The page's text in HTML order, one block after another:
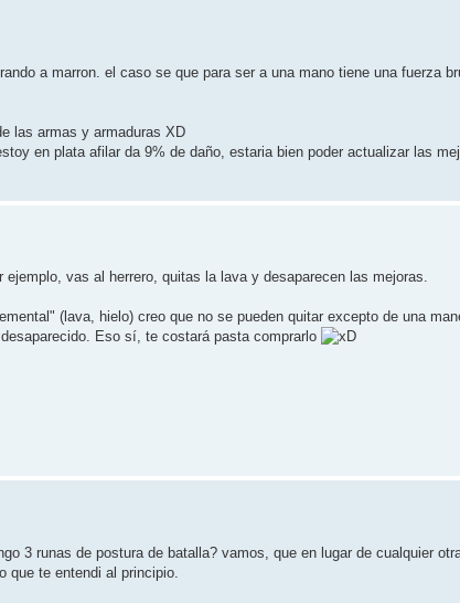
a marron. el caso se que para ser a una mano tiene una fuerza
las armas y armaduras XD
en plata afilar da 9% de daño, estaria bien poder actualizar las
vas al herrero, quitas la lava y desaparecen las mejoras.
(lava, hielo) creo que no se pueden quitar excepto de una
Eso sí, te costará pasta comprarlo
3 runas de postura de batalla? vamos, que en lugar de cualquier
que te entendi al principio.